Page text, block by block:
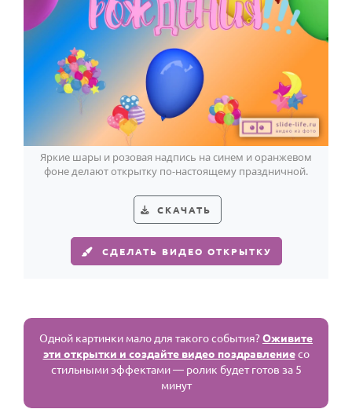
Яркие шары и розовая надпись на синем и оранжевом
фоне делают открытку по-настоящему праздничной.
СКАЧАТЬ
СДЕЛАТЬ ВИДЕО ОТКРЫТКУ
Одной картинки мало для такого события?Оживите
эти открытки и создайте видео поздравлениесо
стильными эффектами — ролик будет готов за 5
минут